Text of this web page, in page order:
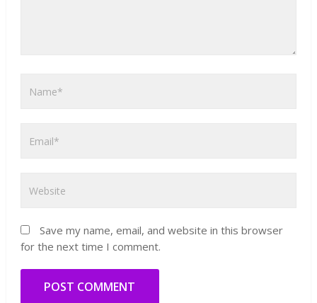
Save my name, email, and website in this browser
for the next time I comment.